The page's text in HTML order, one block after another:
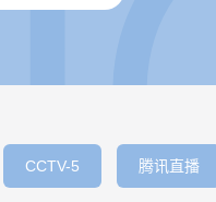
CCTV-5 腾讯直播